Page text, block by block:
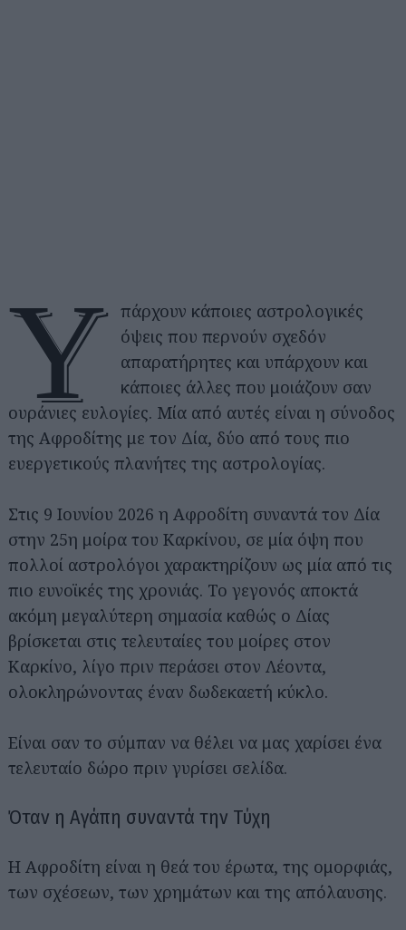
Υ
πάρχουν κάποιες αστρολογικές
όψεις που περνούν σχεδόν
απαρατήρητες και υπάρχουν και
κάποιες άλλες που μοιάζουν σαν
ουράνιες ευλογίες. Μία από αυτές είναι η σύνοδος
της Αφροδίτης με τον Δία, δύο από τους πιο
ευεργετικούς πλανήτες της αστρολογίας.
Στις 9 Ιουνίου 2026 η Αφροδίτη συναντά τον Δία
στην 25η μοίρα του Καρκίνου, σε μία όψη που
πολλοί αστρολόγοι χαρακτηρίζουν ως μία από τις
πιο ευνοϊκές της χρονιάς. Το γεγονός αποκτά
ακόμη μεγαλύτερη σημασία καθώς ο Δίας
βρίσκεται στις τελευταίες του μοίρες στον
Καρκίνο, λίγο πριν περάσει στον Λέοντα,
ολοκληρώνοντας έναν δωδεκαετή κύκλο.
Είναι σαν το σύμπαν να θέλει να μας χαρίσει ένα
τελευταίο δώρο πριν γυρίσει σελίδα.
Όταν η Αγάπη συναντά την Τύχη
Η Αφροδίτη είναι η θεά του έρωτα, της ομορφιάς,
των σχέσεων, των χρημάτων και της απόλαυσης.